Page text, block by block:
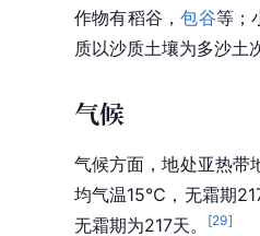
作物有稻谷，包谷等；
质以沙质土壤为多沙土
气候
气候方面，地处亚热带
均气温15℃，无霜期
无霜期为217天。
[29]